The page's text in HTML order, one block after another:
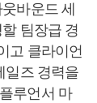
바운드 세
팀장급 경
고 클라이언
일즈 경력을
루언서 마